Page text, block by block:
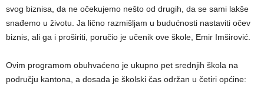
svog biznisa, da ne očekujemo nešto od drugih, da se sami lakše
snađemo u životu. Ja lično razmišljam u budućnosti nastaviti očev
biznis, ali ga i proširiti, poručio je učenik ove škole, Emir Imširović.
Ovim programom obuhvaćeno je ukupno pet srednjih škola na
području kantona, a dosada je školski čas održan u četiri općine: